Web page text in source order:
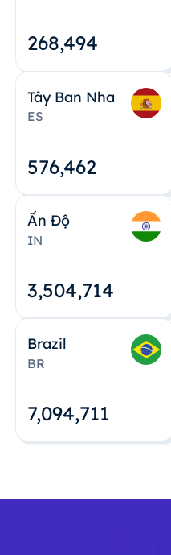
268,495
Tây Ban Nha
ES
576,463
Ấn Độ
IN
3,504,715
Brazil
BR
7,094,712